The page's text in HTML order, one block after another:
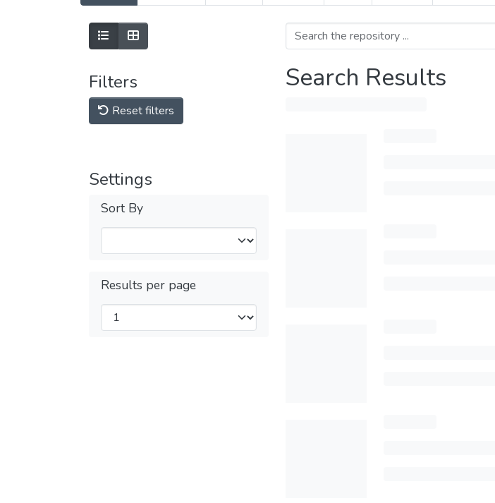
Filters
Reset filters
Settings
Sort By
Results per page
Search Results